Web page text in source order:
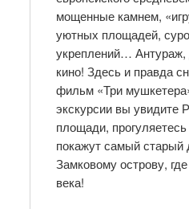
мощенные камнем,
уютных площадей,
укреплений… Антураж,
кино! Здесь и правда
фильм «Три
экскурсии вы
площади,
покажут самый старый
Замковому острову,
века!